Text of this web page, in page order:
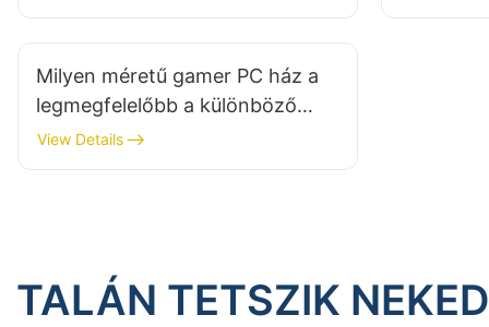
erejét
Milyen méretű gamer PC ház a
legmegfelelőbb a különböző
grafikus kártyákhoz?
View Details
TALÁN TETSZIK NEKED